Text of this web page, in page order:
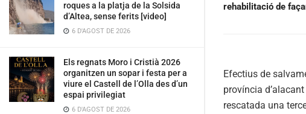
roques a la platja de la Solsida
d’Altea, sense ferits [video]
6 D'AGOST DE 2026
Els regnats Moro i Cristià 2026
organitzen un sopar i festa per a
viure el Castell de l’Olla des d’un
espai privilegiat
6 D'AGOST DE 2026
rehabilitació de
Efectius de
província
rescatada una